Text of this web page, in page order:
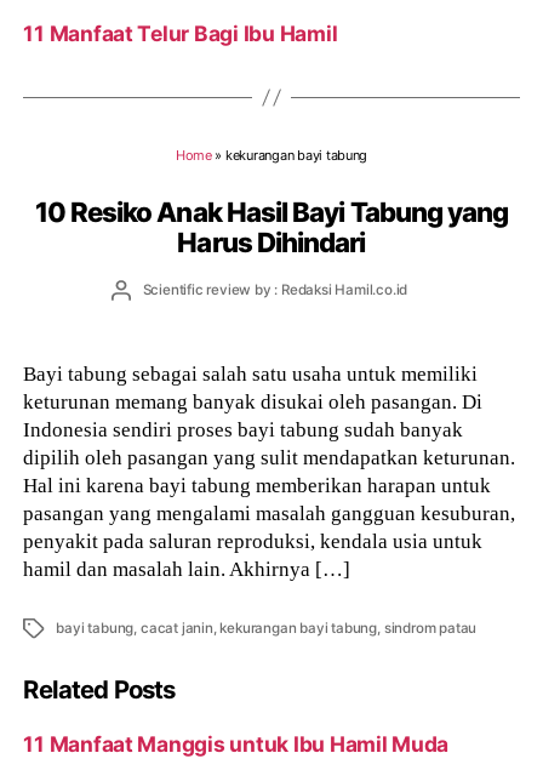
11 Manfaat Telur Bagi Ibu Hamil
Home» kekurangan bayi tabung
10 Resiko Anak Hasil Bayi Tabung yang
Harus Dihindari
PostScientific review by : Redaksi Hamil.co.id
Bayi tabung sebagai salah satu usaha untuk memiliki
keturunan memang banyak disukai oleh pasangan. Di
Indonesia sendiri proses bayi tabung sudah banyak
dipilih oleh pasangan yang sulit mendapatkan keturunan.
Hal ini karena bayi tabung memberikan harapan untuk
pasangan yang mengalami masalah gangguan kesuburan,
penyakit pada saluran reproduksi, kendala usia untuk
hamil dan masalah lain. Akhirnya […]
Tags bayi tabung, cacat janin, kekurangan bayi tabung, sindrom patau
Related Posts
11 Manfaat Manggis untuk Ibu Hamil Muda